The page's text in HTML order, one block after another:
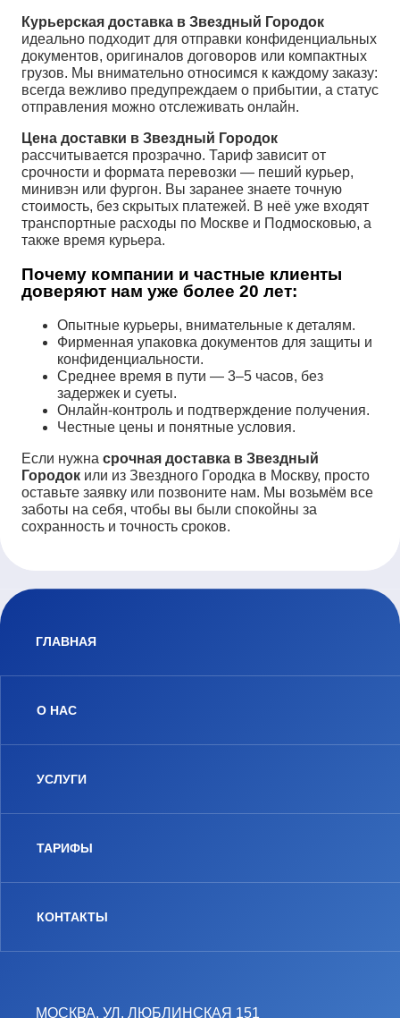
Курьерская доставка в Звездный Городок
идеально подходит для отправки конфиденциальных
документов, оригиналов договоров или компактных
грузов. Мы внимательно относимся к каждому заказу:
всегда вежливо предупреждаем о прибытии, а статус
отправления можно отслеживать онлайн.
Цена доставки в Звездный Городок
рассчитывается прозрачно. Тариф зависит от
срочности и формата перевозки — пеший курьер,
минивэн или фургон. Вы заранее знаете точную
стоимость, без скрытых платежей. В неё уже входят
транспортные расходы по Москве и Подмосковью, а
также время курьера.
Почему компании и частные клиенты
доверяют нам уже более 20 лет:
Опытные курьеры, внимательные к деталям.
Фирменная упаковка документов для защиты и
конфиденциальности.
Среднее время в пути — 3–5 часов, без
задержек и суеты.
Онлайн-контроль и подтверждение получения.
Честные цены и понятные условия.
Если нужна срочная доставка в Звездный
Городок или из Звездного Городка в Москву, просто
оставьте заявку или позвоните нам. Мы возьмём все
заботы на себя, чтобы вы были спокойны за
сохранность и точность сроков.
МОСКВА, УЛ. ЛЮБЛИНСКАЯ 151
ГЛАВНАЯ
О НАС
УСЛУГИ
ТАРИФЫ
КОНТАКТЫ